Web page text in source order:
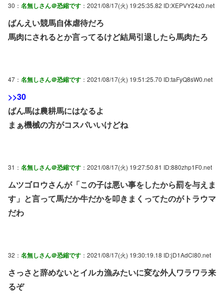
30： 名無しさん＠恐縮です ：2021/08/17(火) 19:25:35.82 ID:XEPVY24z0.net
ばんえい競馬自体虐待だろ
馬肉にされるとか言ってるけど結局引退したら馬肉たろ
47： 名無しさん＠恐縮です ：2021/08/17(火) 19:51:25.70 ID:taFyQ8sW0.net
>>30
ばん馬は農耕馬にはなるよ
まぁ機械の方がコスパいいけどね
31： 名無しさん＠恐縮です ：2021/08/17(火) 19:27:50.81 ID:880zhp1F0.net
ムツゴロウさんが「この子は悪い事をしたから罰を与えま
す」と言って馬だか牛だかを叩きまくってたのがトラウマ
だわ
32： 名無しさん＠恐縮です ：2021/08/17(火) 19:30:19.18 ID:jD1AdCl80.net
さっさと辞めないとイルカ漁みたいに変な外人ワラワラ来
るぞ